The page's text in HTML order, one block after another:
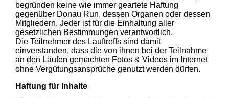
begründen keine wie immer geartete Haftung
gegenüber Donau Run, dessen Organen oder dessen
Mitgliedern. Jeder ist für die Einhaltung aller
gesetzlichen Bestimmungen verantwortlich.
Die Teilnehmer des Lauftreffs sind damit
einverstanden, dass die von ihnen bei der Teilnahme
an den Läufen gemachten Fotos & Videos im Internet
ohne Vergütungsansprüche genutzt werden dürfen.
Haftung für Inhalte